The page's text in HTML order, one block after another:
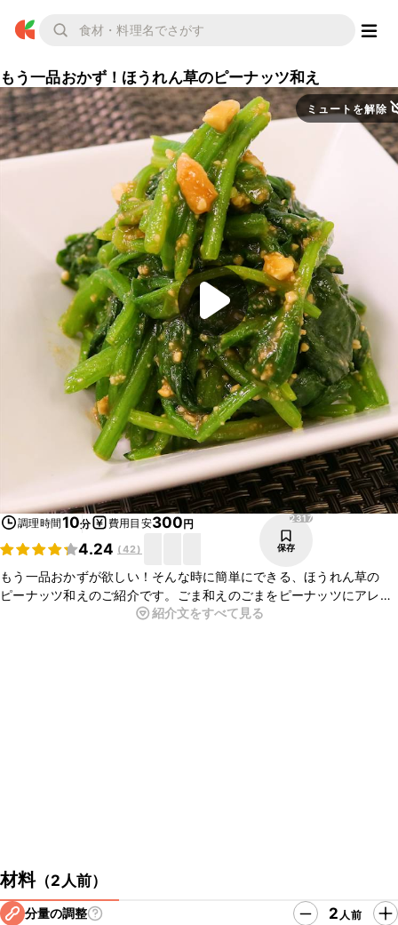
もう一品おかず！ほうれん草のピーナッツ和え
ミュートを解除
調理時間10分 費用目安300円
4.24 (42)
2317
保存
もう一品おかずが欲しい！そんな時に簡単にできる、ほうれん草の
ピーナッツ和えのご紹介です。ごま和えのごまをピーナッツにアレン
ジしたメニューです。ピーナッツの香ばしい風味がやみつきになりま
紹介文をすべて見る
材料（2人前）
分量の調整 2 人前